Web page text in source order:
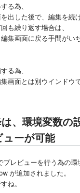
る為、
出した後で、編集を続け
も繰り返す場合は、
集画面に戻る手間がい
る為、
画面とは別ウインドウ
、環境変数の
ーが可能
プレビューを行う為の環
が追加されました。
ね。